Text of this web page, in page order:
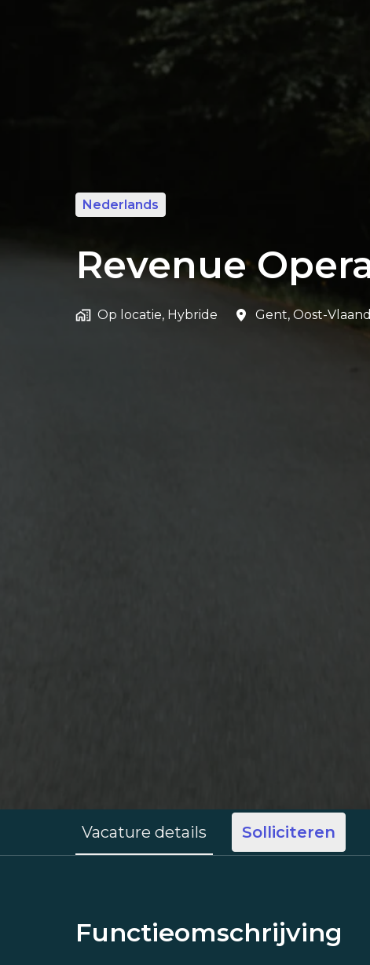
Nederlands
Revenue
Op locatie, Hybride Gent, Oost-
Vacature details Solliciteren
Functieomschrijving